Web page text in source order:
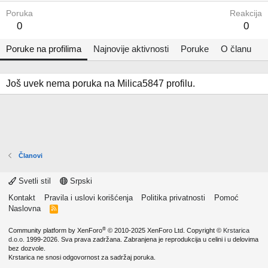
Poruka
0
Reakcija
0
Poruke na profilima Najnovije aktivnosti Poruke O članu
Još uvek nema poruka na Milica5847 profilu.
Članovi
Svetli stil
Srpski
Kontakt
Pravila i uslovi korišćenja Politika privatnosti
Pomoć
Naslovna
R
Community platform by XenForo® © 2010-2025 XenForo Ltd. Copyright © Krstarica
d.o.o. 1999-2026. Sva prava zadržana. Zabranjena je reprodukcija u celini i u delovima
bez dozvole.
Krstarica ne snosi odgovornost za sadržaj poruka.